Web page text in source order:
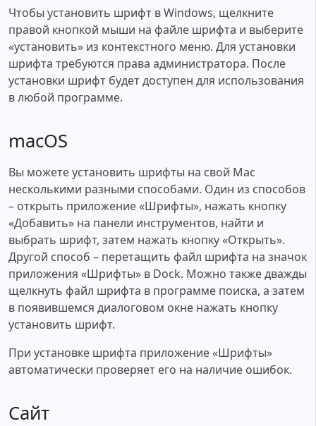
Чтобы установить шрифт в Windows, щелкните
правой кнопкой мыши на файле шрифта и выберите
«установить» из контекстного меню. Для установки
шрифта требуются права администратора. После
установки шрифт будет доступен для использования
в любой программе.
macOS
Вы можете установить шрифты на свой Mac
несколькими разными способами. Один из способов
– открыть приложение «Шрифты», нажать кнопку
«Добавить» на панели инструментов, найти и
выбрать шрифт, затем нажать кнопку «Открыть».
Другой способ – перетащить файл шрифта на значок
приложения «Шрифты» в Dock. Можно также дважды
щелкнуть файл шрифта в программе поиска, а затем
в появившемся диалоговом окне нажать кнопку
установить шрифт.
При установке шрифта приложение «Шрифты»
автоматически проверяет его на наличие ошибок.
Сайт